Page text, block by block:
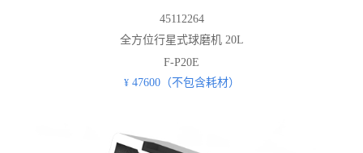
45112264
全方位行星式球磨机 20L
F-P20E
¥ 47600（不包含耗材）